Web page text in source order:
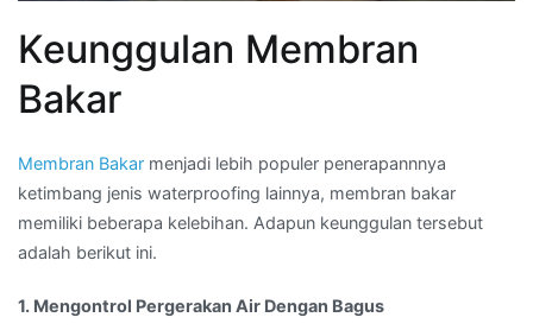
Keunggulan Membran
Bakar
Membran Bakar menjadi lebih populer penerapannnya
ketimbang jenis waterproofing lainnya, membran bakar
memiliki beberapa kelebihan. Adapun keunggulan tersebut
adalah berikut ini.
1. Mengontrol Pergerakan Air Dengan Bagus